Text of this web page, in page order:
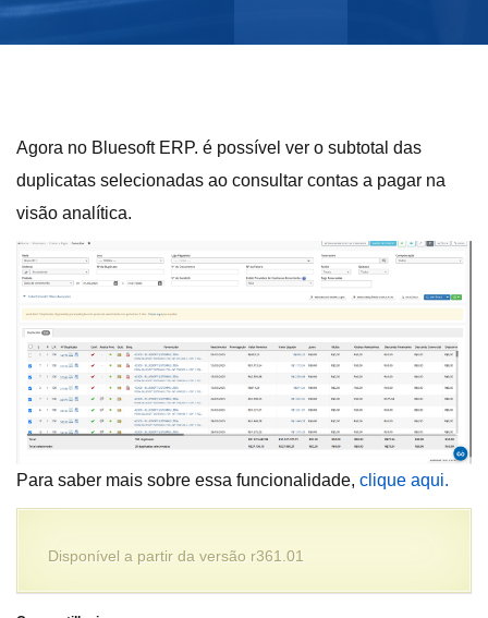
Agora no Bluesoft ERP. é possível ver o subtotal das
duplicatas selecionadas ao consultar contas a pagar na
visão analítica.
Para saber mais sobre essa funcionalidade, clique aqui.
Disponível a partir da versão r361.01